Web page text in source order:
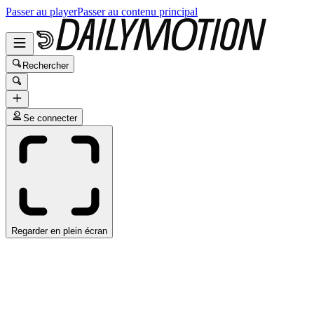
Passer au playerPasser au contenu principal
Rechercher
Se connecter
Regarder en plein écran